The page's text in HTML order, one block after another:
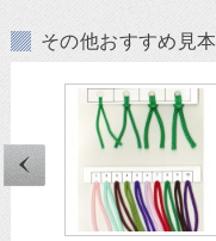
その他おすすめ見本